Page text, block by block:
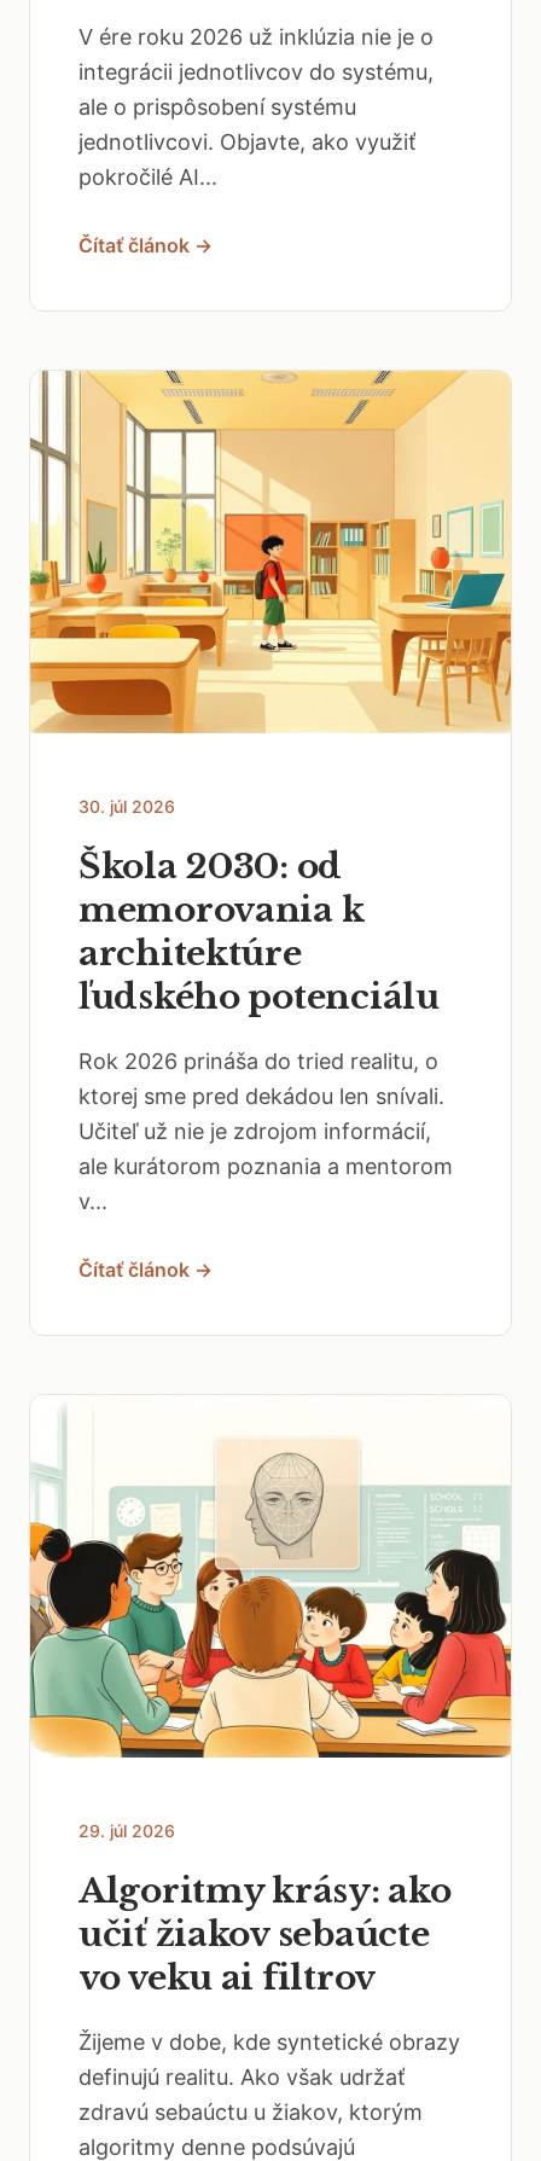
V ére roku 2026 už inklúzia nie je o
integrácii jednotlivcov do systému,
ale o prispôsobení systému
jednotlivcovi. Objavte, ako využiť
pokročilé AI...
Čítať článok →
30. júl 2026
Škola 2030: od
memorovania k
architektúre
ľudského potenciálu
Rok 2026 prináša do tried realitu, o
ktorej sme pred dekádou len snívali.
Učiteľ už nie je zdrojom informácií,
ale kurátorom poznania a mentorom
v...
Čítať článok →
29. júl 2026
Algoritmy krásy: ako
učiť žiakov sebaúcte
vo veku ai filtrov
Žijeme v dobe, kde syntetické obrazy
definujú realitu. Ako však udržať
zdravú sebaúctu u žiakov, ktorým
algoritmy denne podsúvajú